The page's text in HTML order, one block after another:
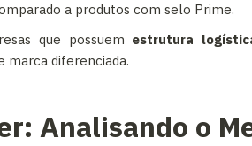
a produtos com selo Prime.
que possuem estrutura
marca diferenciada.
Analisando o